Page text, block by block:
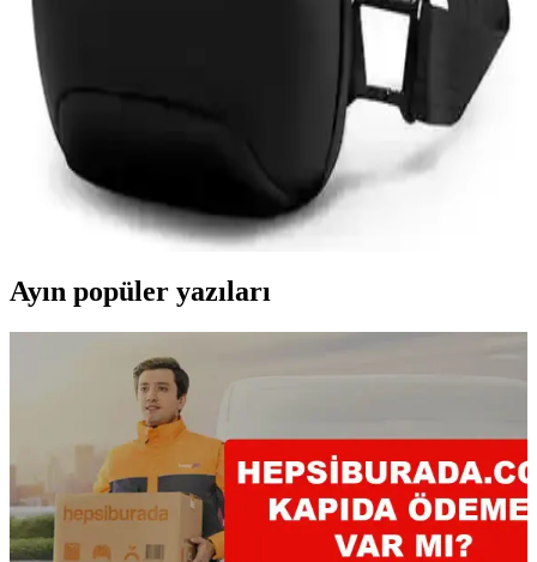
Asfal markasının Apple Watch uyumlu, çeşitli renk ve boyut
seçenekleriyle yüksek kaliteli kordonları, estetik ve dayanıklılık
sunarak kullanım konforu sağlar.
Mark Ryden Lexus MR-7510 USB Şarj Portlu
Omuz Çantası İnceleme ve Özellikleri
Lexus MR-7510, suya dayanıklı Oxford kumaş, USB şarj portu ve
düzenleyici cepleriyle günlük kullanımda pratik ve şık bir omuz
Ayın popüler yazıları